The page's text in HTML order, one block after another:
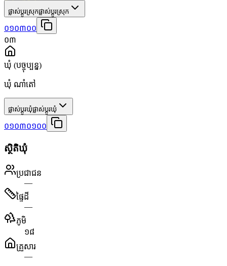
ផ្លាស់ប្តូរស្រុកផ្លាស់ប្តូរស្រុក
០១០៣០០
០៣
ឃុំ (បច្ចុប្បន្ន)
ឃុំ ណាំតៅ
ផ្លាស់ប្តូរឃុំផ្លាស់ប្តូរឃុំ
០១០៣០១០០
ស្ថិតិឃុំ
ប្រជាជន
—
ផ្ទៃដី
—
ភូមិ
១៨
គ្រួសារ
—